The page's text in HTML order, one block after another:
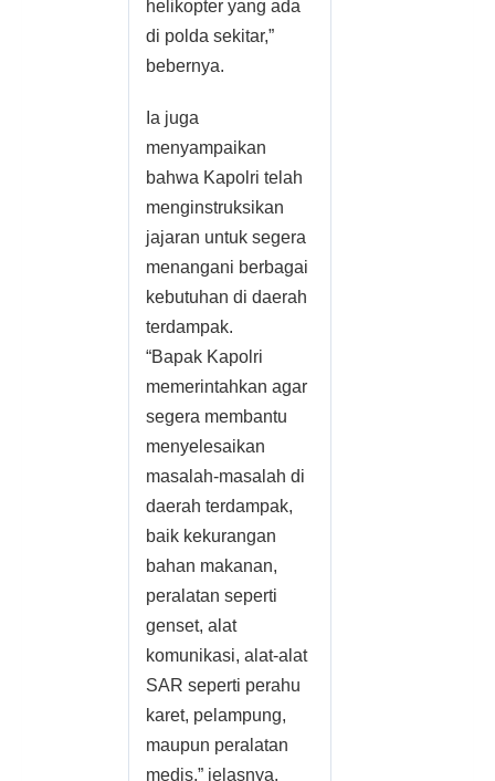
helikopter yang ada
di polda sekitar,”
bebernya.
Ia juga
menyampaikan
bahwa Kapolri telah
menginstruksikan
jajaran untuk segera
menangani berbagai
kebutuhan di daerah
terdampak.
“Bapak Kapolri
memerintahkan agar
segera membantu
menyelesaikan
masalah-masalah di
daerah terdampak,
baik kekurangan
bahan makanan,
peralatan seperti
genset, alat
komunikasi, alat-alat
SAR seperti perahu
karet, pelampung,
maupun peralatan
medis,” jelasnya.